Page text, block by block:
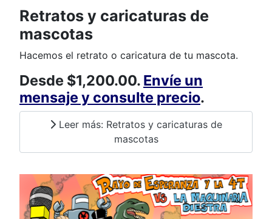
Retratos y caricaturas de
mascotas
Hacemos el retrato o caricatura de tu mascota.
Desde $1,200.00. Envíe un
mensaje y consulte precio.
Leer más: Retratos y caricaturas de
mascotas